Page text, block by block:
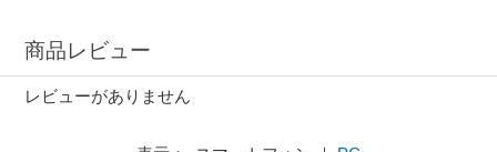
商品レビュー
レビューがありません